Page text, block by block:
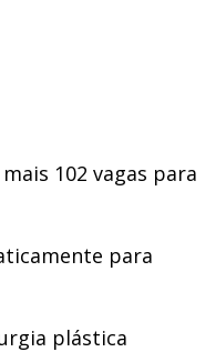
102 vagas para
para
plástica